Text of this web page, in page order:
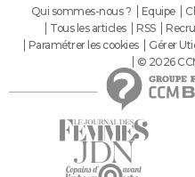
Qui sommes-nous ? Equipe
Tous les articles
RSS
Paramétrer les cookies
Gérer
© 2026